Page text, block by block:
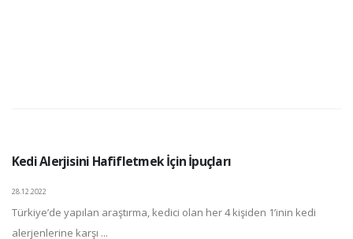
Kedi Alerjisini Hafifletmek İçin İpuçları
28.12.2022
Türkiye’de yapılan araştırma, kedici olan her 4 kişiden 1’inin kedi
alerjenlerine karşı ...